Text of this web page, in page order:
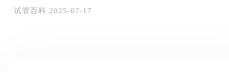
试管百科 2025-07-17